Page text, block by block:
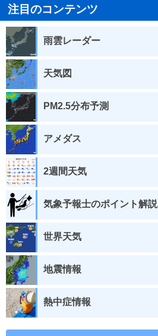
注目のコンテンツ
雨雲レーダー
天気図
PM2.5分布予測
アメダス
2週間天気
気象予報士のポイント解説
世界天気
地震情報
熱中症情報